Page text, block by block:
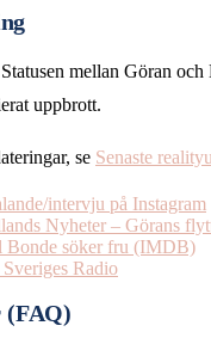
Statusen mellan Göran
uppbrott.
se Senaste
intervju på Instagram
Nyheter – Görans
Bonde söker fru (IMDB)
Radio
(FAQ)